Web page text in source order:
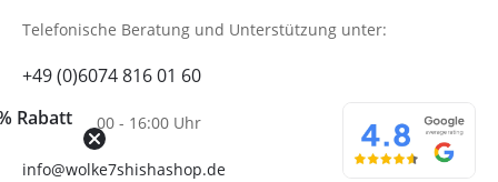
Rabatt
Telefonische Beratung und Unterstützung unter:
+49 (0)6074 816 01 60
Mo-Fr. 10:00 - 16:00 Uhr
info@wolke7shishashop.de